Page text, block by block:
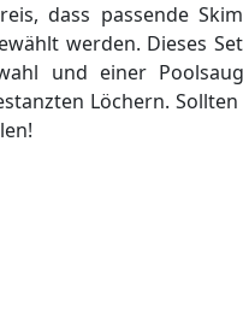
dass passende
werden. Dieses
und einer
Löchern.